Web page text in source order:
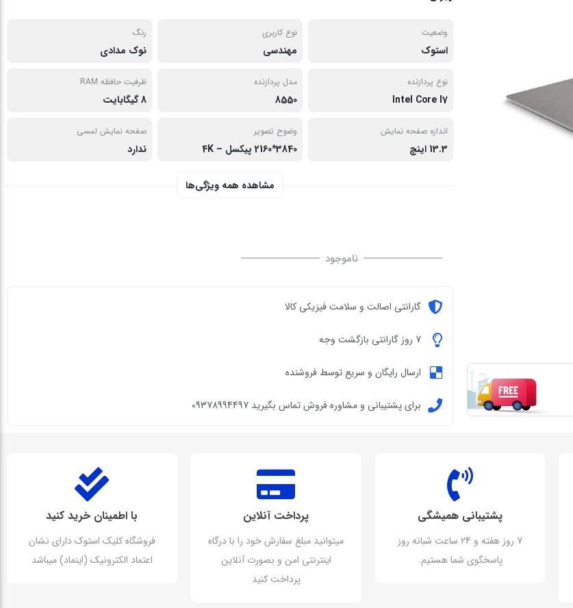
وضعیت
استوک
نوع کاربری
مهندسی
رنگ
نوک مدادی
نوع پردازنده
Intel Core I7
مدل پردازنده
8550
ظرفیت حافظه RAM
8 گیگابایت
اندازه صفحه نمایش
13.3 اینچ
وضوح تصویر
3840*2160 پیکسل – 4K
صفحه نمایش لمسی
ندارد
مشاهده همه ویژگی‌ها
ناموجود
گارانتی اصالت و سلامت فیزیکی کالا
7 روز گارانتی بازگشت وجه
ارسال رایگان و سریع توسط فروشنده
برای پشتیبانی و مشاوره فروش تماس بگیرید 09378994497
پشتیبانی همیشگی
7 روز هفته و 24 ساعت شبانه روز
پاسخگوی شما هستیم.
پرداخت آنلاین
میتوانید مبلغ سفارش خود را با درگاه
اینترنتی امن و بصورت آنلاین
پرداخت کنید
با اطمینان خرید کنید
فروشگاه کلیک استوک دارای نشان
اعتماد الکترونیک (اینماد) میباشد